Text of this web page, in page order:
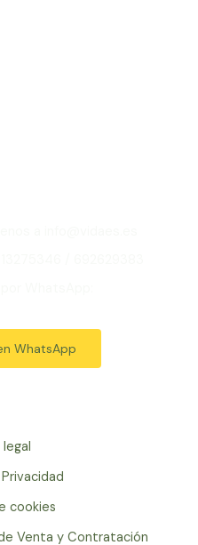
WhatsApp
cookies
Venta y Contratación